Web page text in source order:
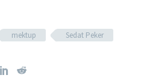
mektup Sedat Peker